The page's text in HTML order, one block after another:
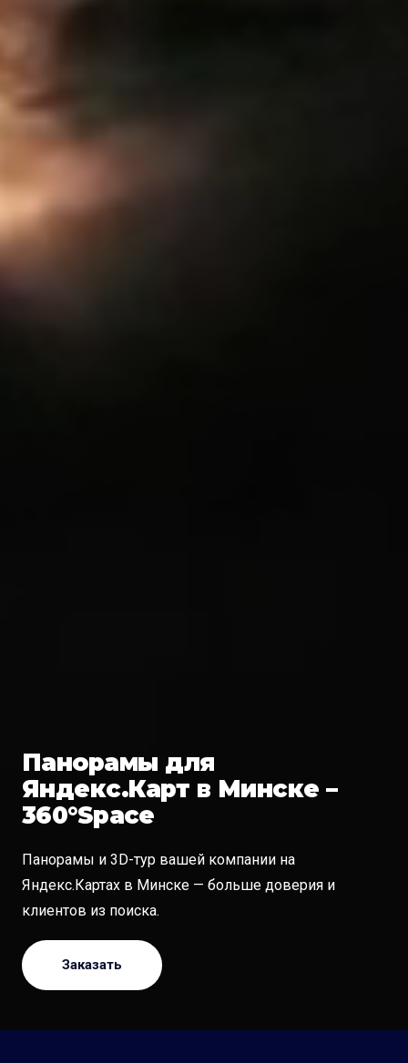
Панорамы для
Яндекс.Карт в Минске –
360°Space
Панорамы и 3D-тур вашей компании на
Яндекс.Картах в Минске — больше доверия и
клиентов из поиска.
Заказать